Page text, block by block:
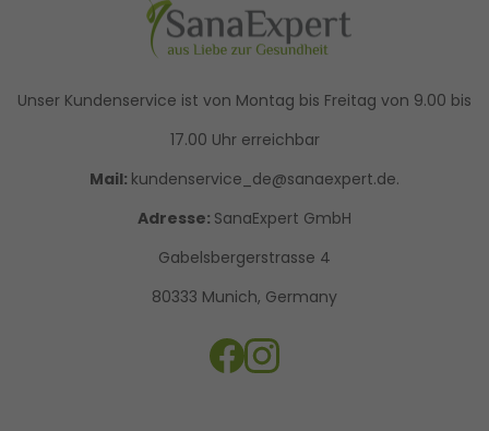
Unser Kundenservice ist von Montag bis Freitag von 9.00 bis
17.00 Uhr erreichbar
Mail: kundenservice_de@sanaexpert.de.
Adresse: SanaExpert GmbH
Gabelsbergerstrasse 4
80333 Munich, Germany